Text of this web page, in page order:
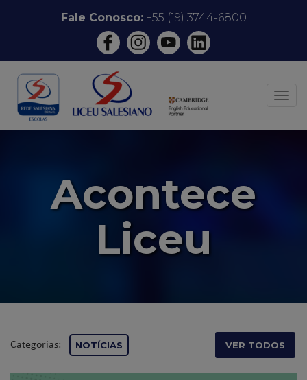
conteúdo
Fale Conosco:+55 (19) 3744-6800
Acontece
Liceu
Categorias: NOTÍCIAS VER TODOS